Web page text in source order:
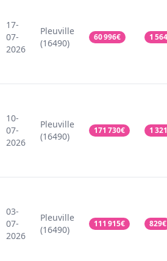
17-
07-
2026
Pleuville
(16490)
60 996€ 1 564
10-
07-
2026
Pleuville
(16490)
171 730€ 1 321
03-
07-
2026
Pleuville
(16490)
111 915€ 829€